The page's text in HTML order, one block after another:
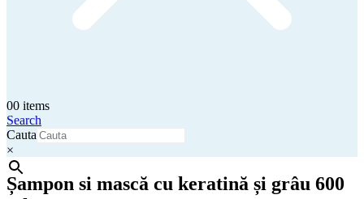
00 items
Search
Cauta
×
Șampon si mască cu keratină și grâu 600